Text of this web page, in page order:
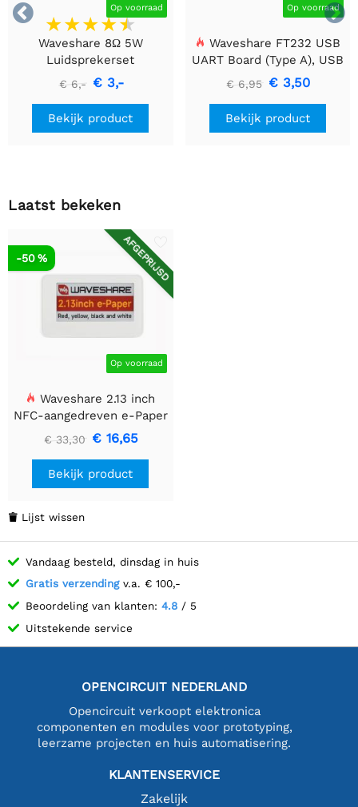

 Op voorraad
Waveshare 8Ω 5W
Luidsprekerset
€ 6,- € 3,-
Bekijk product
Op voorraad
Waveshare FT232 USB
UART Board (Type A), USB
naar TTL (UART)
Communicatiemodule
€ 6,95 € 3,50
Bekijk product
Laatst bekeken
AFGEPRIJSD
Op voorraad
-50 %
Waveshare 2.13 inch
NFC-aangedreven e-Paper
(G), Rood / Geel / Zwart /
Wit 4-kleurendisplay,
Geen batterij, Draadloze
voeding &
Hoogwaardige ABS-
€ 33,30 € 16,65
Bekijk product
 Lijst wissen
Vandaag besteld, dinsdag in huis
Gratis verzendingv.a. € 100,-
Beoordeling van klanten: 4.8 / 5
Uitstekende service
OPENCIRCUIT NEDERLAND
Opencircuit verkoopt elektronica
componenten en modules voor prototyping,
leerzame projecten en huis automatisering.
KLANTENSERVICE
Zakelijk